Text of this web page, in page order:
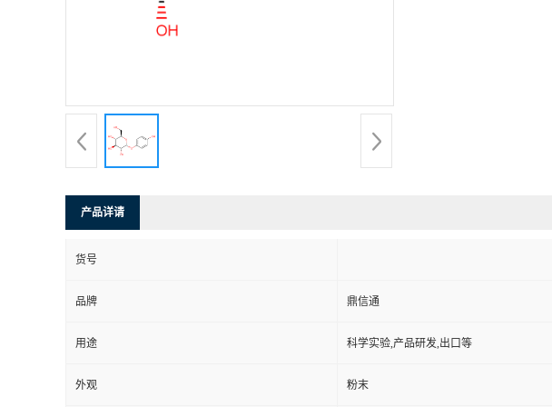
产品详请
货号
品牌 鼎信通
用途 科学实验,产品研发,出口等
外观 粉末